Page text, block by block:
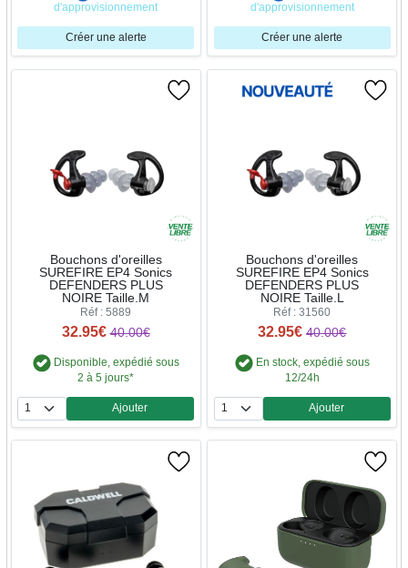
d'approvisionnement
Créer une alerte
d'approvisionnement
Créer une alerte
Bouchons d'oreilles
SUREFIRE EP4 Sonics
DEFENDERS PLUS
NOIRE Taille.M
Réf : 5889
32.95€ 40.00€
Disponible, expédié sous
2 à 5 jours*
Quantité
Ajouter
Bouchons d'oreilles
SUREFIRE EP4 Sonics
DEFENDERS PLUS
NOIRE Taille.L
Réf : 31560
32.95€ 40.00€
En stock, expédié sous
12/24h
Quantité
Ajouter